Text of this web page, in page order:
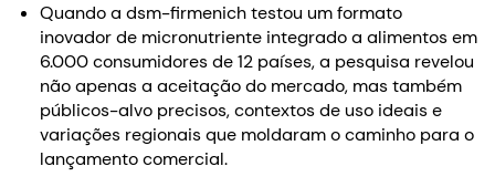
Quando a dsm-firmenich testou um formato
inovador de micronutriente integrado a alimentos em
6.000 consumidores de 12 países, a pesquisa revelou
não apenas a aceitação do mercado, mas também
públicos-alvo precisos, contextos de uso ideais e
variações regionais que moldaram o caminho para o
lançamento comercial.